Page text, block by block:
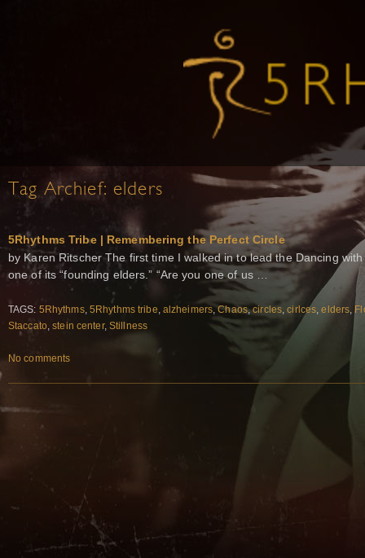
Tag Archief: elders
5Rhythms Tribe | Remembering the Perfect Circle
by Karen Ritscher The first time I walked in to lead the Dancing
one of its “founding elders.” “Are you one of us …
TAGS: 5Rhythms, 5Rhythms tribe, alzheimers,Chaos,circles,cirlces,elders,
Staccato,stein center, Stillness
No comments